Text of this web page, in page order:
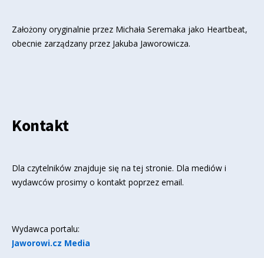
Założony oryginalnie przez Michała Seremaka jako Heartbeat,
obecnie zarządzany przez Jakuba Jaworowicza.
Kontakt
Dla czytelników znajduje się na tej stronie. Dla mediów i
wydawców prosimy o kontakt poprzez email.
Wydawca portalu:
Jaworowi.cz Media